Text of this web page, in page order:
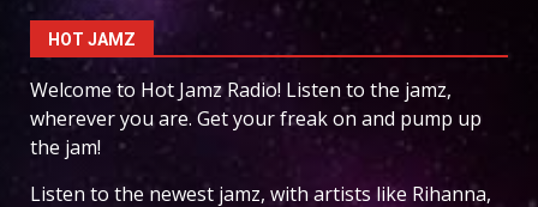
HOT JAMZ
Welcome to Hot Jamz Radio! Listen to the jamz,
wherever you are. Get your freak on and pump up
the jam!
Listen to the newest jamz, with artists like Rihanna,